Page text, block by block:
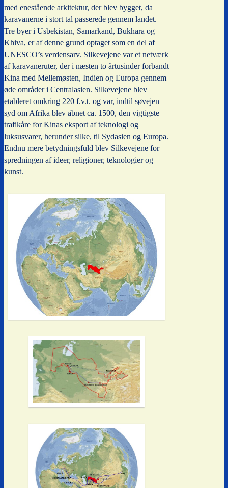
med enestående arkitektur, der blev bygget, da
karavanerne i stort tal passerede gennem landet.
Tre byer i Usbekistan, Samarkand, Bukhara og
Khiva, er af denne grund optaget som en del af
UNESCO’s verdensarv. Silkevejene var et netværk
af karavaneruter, der i næsten to årtusinder forbandt
Kina med Mellemøsten, Indien og Europa gennem
øde områder i Centralasien. Silkevejene blev
etableret omkring 220 f.v.t. og var, indtil søvejen
syd om Afrika blev åbnet ca. 1500, den vigtigste
trafikåre for Kinas eksport af teknologi og
luksusvarer, herunder silke, til Sydasien og Europa.
Endnu mere betydningsfuld blev Silkevejene for
spredningen af ideer, religioner, teknologier og
kunst.